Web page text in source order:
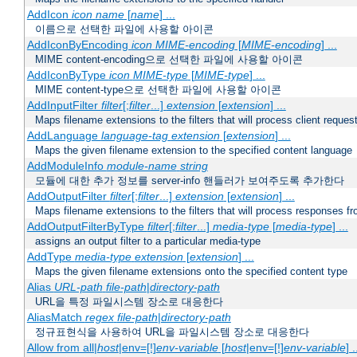
AddIcon icon name[name] ...
이름으로 선택한 파일에 사용할 아이콘
AddIconByEncoding icon MIME-encoding[MIME-encoding] ...
MIME content-encoding으로 선택한 파일에 사용할 아이콘
AddIconByType icon MIME-type[MIME-type] ...
MIME content-type으로 선택한 파일에 사용할 아이콘
AddInputFilter filter[;filter...] extension[extension] ...
Maps filename extensions to the filters that will process client
AddLanguage language-tag extension[extension] ...
Maps the given filename extension to the specified content language
AddModuleInfo module-name string
모듈에 대한 추가 정보를 server-info 핸들러가 보여주도록 추가한다
AddOutputFilter filter[;filter...] extension[extension] ...
Maps filename extensions to the filters that will process responses
AddOutputFilterByType filter[;filter...] media-type[media-type] ...
assigns an output filter to a particular media-type
AddType media-type extension[extension] ...
Maps the given filename extensions onto the specified content type
Alias URL-path file-path|directory-path
URL을 특정 파일시스템 장소로 대응한다
AliasMatch regex file-path|directory-path
정규표현식을 사용하여 URL을 파일시스템 장소로 대응한다
Allow from all|host|env=[!]env-variable[host|env=[!]env-variable]